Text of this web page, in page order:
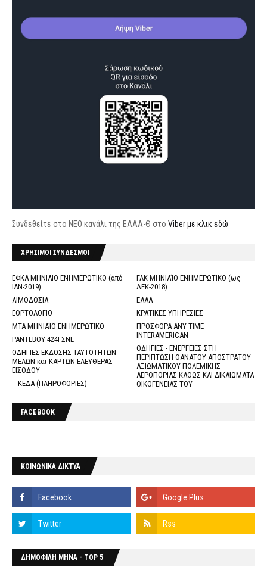
Συνδεθείτε στο ΝΕΟ κανάλι της ΕΑΑΑ-Θ στο Viber με κλικ εδώ
ΧΡΗΣΙΜΟΙ ΣΥΝΔΕΣΜΟΙ
ΕΦΚΑ ΜΗΝΙΑΙΟ ΕΝΗΜΕΡΩΤΙΚΟ (από
ΙΑΝ-2019)
ΓΛΚ ΜΗΝΙΑΊΟ ΕΝΗΜΕΡΩΤΙΚΟ (ως
ΔΕΚ-2018)
ΑΙΜΟΔΟΣΙΑ
ΕΑΑΑ
ΕΟΡΤΟΛΟΓΙΟ
ΚΡΑΤΙΚΕΣ ΥΠΗΡΕΣΙΕΣ
ΜΤΑ ΜΗΝΙΑΊΟ ΕΝΗΜΕΡΩΤΙΚΟ
ΠΡΟΣΦΟΡΑ ANY TIME
INTERAMERICAN
ΡΑΝΤΕΒΟΥ 424ΓΣΝΕ
ΟΔΗΓΙΕΣ - ΕΝΕΡΓΕΙΕΣ ΣΤΗ
ΠΕΡΙΠΤΩΣΗ ΘΑΝΑΤΟΥ ΑΠΟΣΤΡΑΤΟΥ
ΑΞΙΩΜΑΤΙΚΟΥ ΠΟΛΕΜΙΚΗΣ
ΑΕΡΟΠΟΡΙΑΣ ΚΑΘΩΣ ΚΑΙ ΔΙΚΑΙΩΜΑΤΑ
ΟΙΚΟΓΕΝΕΙΑΣ ΤΟΥ
ΟΔΗΓΙΕΣ ΕΚΔΟΣΗΣ ΤΑΥΤΟΤΗΤΩΝ
ΜΕΛΩΝ και ΚΑΡΤΩΝ ΕΛΕΥΘΕΡΑΣ
ΕΙΣΟΔΟΥ
ΚΕΔΑ (ΠΛΗΡΟΦΟΡΙΕΣ)
FACEBOOK
ΚΟΙΝΩΝΙΚΑ ΔΙΚΤΥΑ
ΔΗΜΟΦΙΛΗ ΜΗΝΑ - TOP 5